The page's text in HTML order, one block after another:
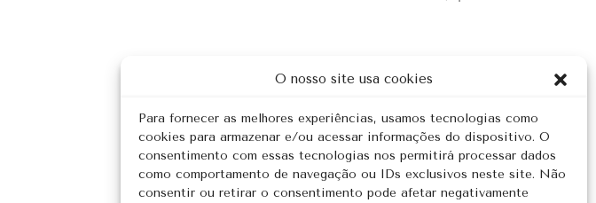
O nosso site usa cookies
Para fornecer as melhores experiências, usamos tecnologias como
cookies para armazenar e/ou acessar informações do dispositivo. O
consentimento com essas tecnologias nos permitirá processar dados
como comportamento de navegação ou IDs exclusivos neste site. Não
consentir ou retirar o consentimento pode afetar negativamente